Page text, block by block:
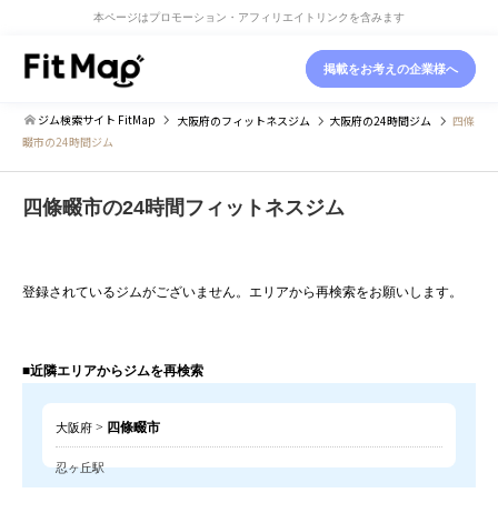
本ページはプロモーション・アフィリエイトリンクを含みます
掲載をお考えの企業様へ
ジム検索サイト FitMap 大阪府のフィットネスジム 大阪府の24時間ジム
四條
畷市の24時間ジム
四條畷市の24時間フィットネスジム
登録されているジムがございません。エリアから再検索をお願いします。
■近隣エリアからジムを再検索
大阪府 > 四條畷市
忍ヶ丘駅